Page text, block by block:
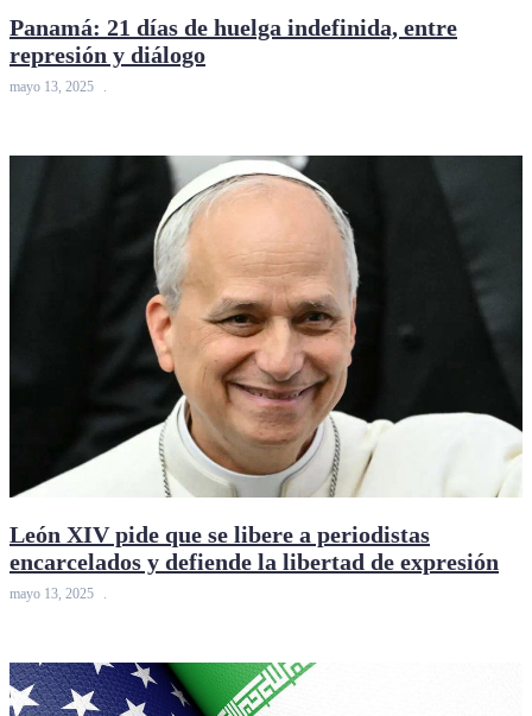
Panamá: 21 días de huelga indefinida, entre
represión y diálogo
mayo 13, 2025
León XIV pide que se libere a periodistas
encarcelados y defiende la libertad de expresión
mayo 13, 2025